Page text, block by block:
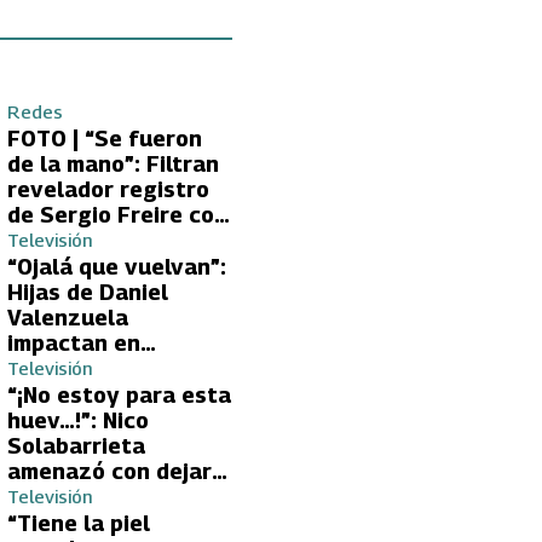
Redes
FOTO | “Se fueron
de la mano”: Filtran
revelador registro
de Sergio Freire con
supuesta nueva
conquista
Televisión
“Ojalá que vuelvan”:
Hijas de Daniel
Valenzuela
impactan en
Volverías con tu Ex
2 con directa
petición a su papá
sobre Yamila Reyna
Televisión
“¡No estoy para esta
huev…!”: Nico
Solabarrieta
amenazó con dejar
Volverías con tu Ex
tras encontrón con
Televisión
“Tiene la piel